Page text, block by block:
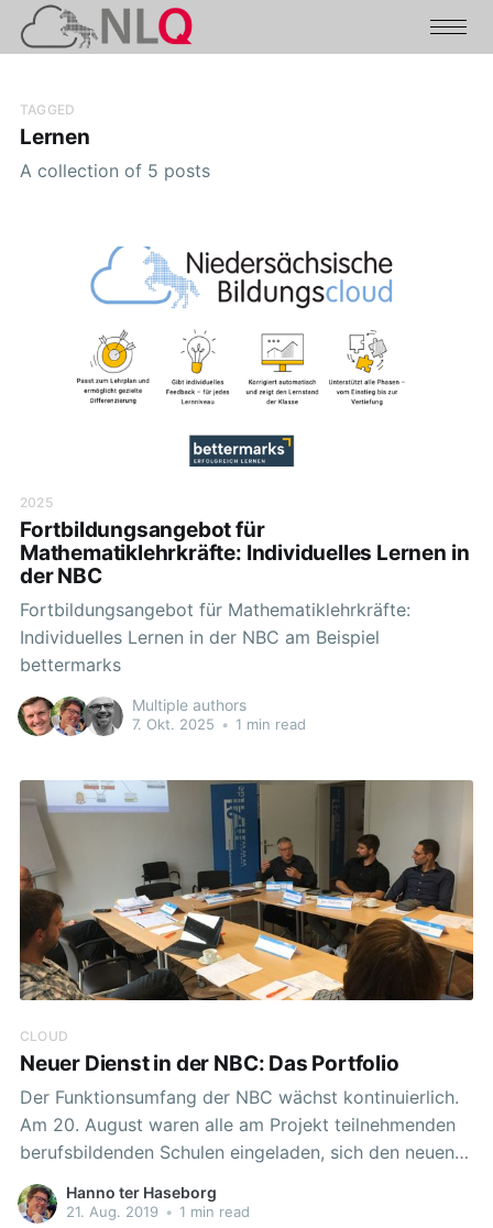
TAGGED
Lernen
A collection of 5 posts
2025
Fortbildungsangebot für
Mathematiklehrkräfte: Individuelles Lernen in
der NBC
Fortbildungsangebot für Mathematiklehrkräfte:
Individuelles Lernen in der NBC am Beispiel
bettermarks
Multiple authors
7. Okt. 2025 • 1 min read
CLOUD
Neuer Dienst in der NBC: Das Portfolio
Der Funktionsumfang der NBC wächst kontinuierlich.
Am 20. August waren alle am Projekt teilnehmenden
berufsbildenden Schulen eingeladen, sich den neuen
Dienst von den Entwicklern der TU Hamburg-Harburg
und Uni Bremen aus erster Hand erklären zu lassen.
Hanno ter Haseborg
21. Aug. 2019 • 1 min read